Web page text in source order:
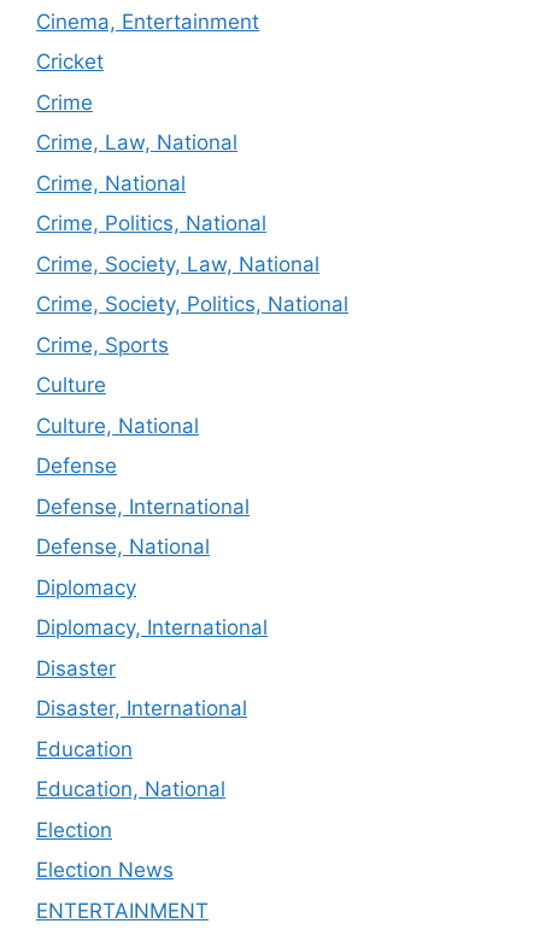
Cinema, Entertainment
Cricket
Crime
Crime, Law, National
Crime, National
Crime, Politics, National
Crime, Society, Law, National
Crime, Society, Politics, National
Crime, Sports
Culture
Culture, National
Defense
Defense, International
Defense, National
Diplomacy
Diplomacy, International
Disaster
Disaster, International
Education
Education, National
Election
Election News
ENTERTAINMENT